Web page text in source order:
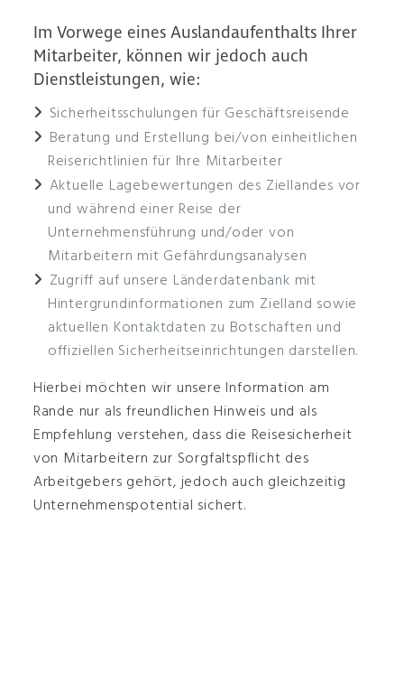
Im Vorwege eines Auslandaufenthalts Ihrer
Mitarbeiter, können wir jedoch auch
Dienstleistungen, wie:
Sicherheitsschulungen für Geschäftsreisende
Beratung und Erstellung bei/von einheitlichen
Reiserichtlinien für Ihre Mitarbeiter
Aktuelle Lagebewertungen des Ziellandes vor
und während einer Reise der
Unternehmensführung und/oder von
Mitarbeitern mit Gefährdungsanalysen
Zugriff auf unsere Länderdatenbank mit
Hintergrundinformationen zum Zielland sowie
aktuellen Kontaktdaten zu Botschaften und
offiziellen Sicherheitseinrichtungen darstellen.
Hierbei möchten wir unsere Information am
Rande nur als freundlichen Hinweis und als
Empfehlung verstehen, dass die Reisesicherheit
von Mitarbeitern zur Sorgfaltspflicht des
Arbeitgebers gehört, jedoch auch gleichzeitig
Unternehmenspotential sichert.